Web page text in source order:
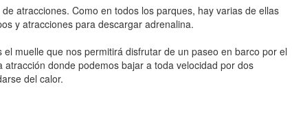
atracciones. Como en todos los parques, hay varias de ellas
y atracciones para descargar adrenalina.
muelle que nos permitirá disfrutar de un paseo en barco por el
atracción donde podemos bajar a toda velocidad por dos
del calor.